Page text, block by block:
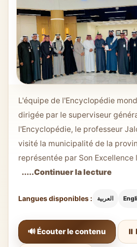
L'équipe de l'Encyclopédie
dirigée par le superviseur
l'Encyclopédie, le professeur
visité la municipalité de la
représentée par Son Excellence
.....Continuer la lecture
Langues disponibles : العربية
🔊 Écouter le contenu ⏸️